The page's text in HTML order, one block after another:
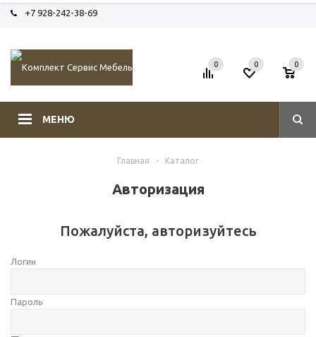
+7 928-242-38-69
МЕНЮ
0 0 0
Главная - Каталог
Авторизация
Пожалуйста, авторизуйтесь
Логин
Пароль